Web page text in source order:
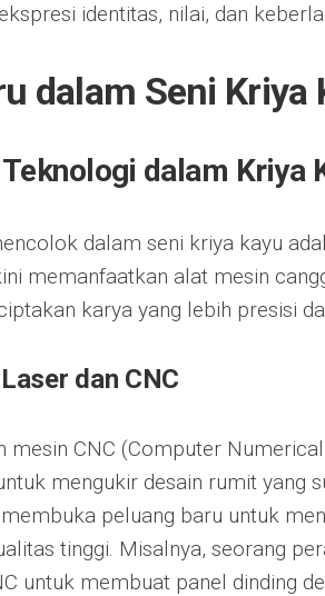
identitas, nilai, dan
dalam Seni Kriya
dalam Kriya
dalam seni kriya kayu
memanfaatkan alat mesin
karya yang lebih presisi
dan CNC
mesin CNC (Computer
mengukir desain rumit yang
peluang baru untuk
tinggi. Misalnya, seorang
untuk membuat panel dinding